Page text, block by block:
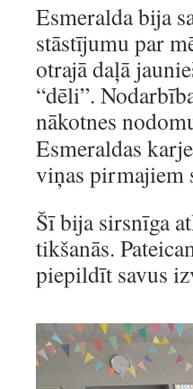
Esmeralda bija
stāstījumu par
otrajā daļā
“dēli”.
nākotnes
Esmeraldas
viņas pirmajiem
Šī bija sirsnīga
tikšanās.
piepildīt savus